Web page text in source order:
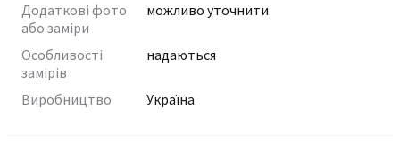
Додаткові фото
або заміри
можливо уточнити
Особливості
замірів
надаються
Виробництво Україна